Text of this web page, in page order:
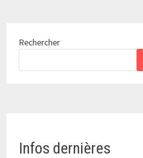
Rechercher
Infos dernières